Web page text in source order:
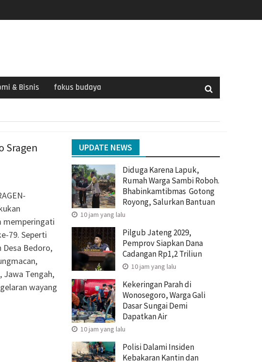
& Bisnis fokus budaya
Sragen
memperingati
79. Seperti
Desa Bedoro,
Jawa Tengah,
wayang
UPDATE NEWS
Diduga Karena Lapuk,
Rumah Warga Sambi Roboh.
Bhabinkamtibmas Gotong
Royong, Salurkan Bantuan
10 jam yang lalu
Pilgub Jateng 2029,
Pemprov Siapkan Dana
Cadangan Rp1,2 Triliun
10 jam yang lalu
Kekeringan Parah di
Wonosegoro, Warga Gali
Dasar Sungai Demi
Dapatkan Air
10 jam yang lalu
Polisi Dalami Insiden
Kebakaran Kantin dan